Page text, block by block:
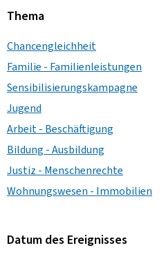
Thema
Chancengleichheit
Familie - Familienleistungen
Sensibilisierungskampagne
Jugend
Arbeit - Beschäftigung
Bildung - Ausbildung
Justiz - Menschenrechte
Wohnungswesen - Immobilien
Datum des Ereignisses